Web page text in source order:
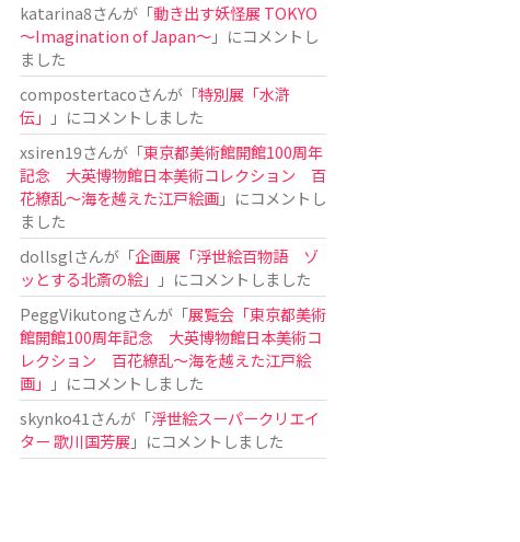
katarina8さんが「動き出す妖怪展 TOKYO
〜Imagination of Japan〜」にコメントし
ました
compostertacoさんが「特別展「水滸
伝」
」にコメントしました
xsiren19さんが「東京都美術館開館100周年
記念 大英博物館日本美術コレクション 百
花繚乱～海を越えた江戸絵画」にコメントし
ました
dollsglさんが「企画展「浮世絵百物語 ゾ
ッとする北斎の絵」
」にコメントしました
PeggVikutongさんが「展覧会「東京都美術
館開館100周年記念 大英博物館日本美術コ
レクション 百花繚乱〜海を越えた江戸絵
画」
」にコメントしました
skynko41 さんが「浮世絵スーパークリエイ
ター 歌川国芳展 」にコメントしました